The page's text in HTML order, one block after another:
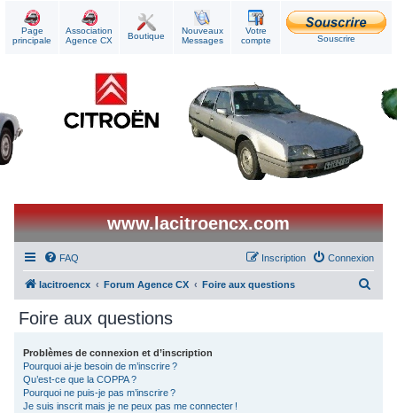
Page
principale
Association
Agence CX
Boutique
Nouveaux
Messages
Votre
compte
Souscrire
www.lacitroencx.com
FAQ Connexion
Inscription
lacitroencx Forum Agence CX Foire aux questions
Foire aux questions
Problèmes de connexion et d’inscription
Pourquoi ai-je besoin de m’inscrire ?
Qu’est-ce que la COPPA ?
Pourquoi ne puis-je pas m’inscrire ?
Je suis inscrit mais je ne peux pas me connecter !